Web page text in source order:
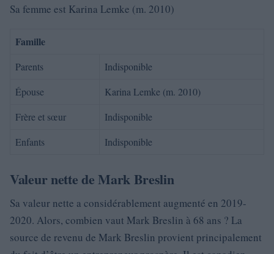
Sa femme est Karina Lemke (m. 2010)
Famille
Parents
Indisponible
Épouse
Karina Lemke (m. 2010)
Frère et sœur
Indisponible
Enfants
Indisponible
Valeur nette de Mark Breslin
Sa valeur nette a considérablement augmenté en 2019-
2020. Alors, combien vaut Mark Breslin à 68 ans ? La
source de revenu de Mark Breslin provient principalement